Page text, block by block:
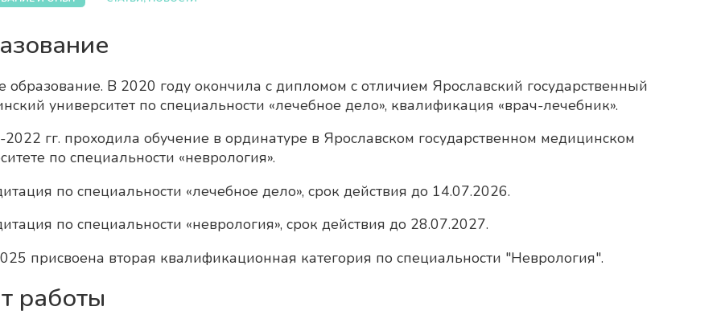
образование. В 2020 году окончила с дипломом с отличием Ярославский государственный
университет по специальности «лечебное дело», квалификация «врач-лечебник».
гг. проходила обучение в ординатуре в Ярославском государственном медицинском
по специальности «неврология».
по специальности «лечебное дело», срок действия до 14.07.2026.
по специальности «неврология», срок действия до 28.07.2027.
присвоена вторая квалификационная категория по специальности "Неврология".
работы